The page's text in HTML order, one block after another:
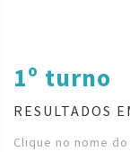
1º turno
RESULTADOS
Clique no nome